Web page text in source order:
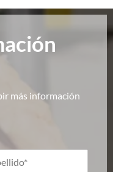
más información